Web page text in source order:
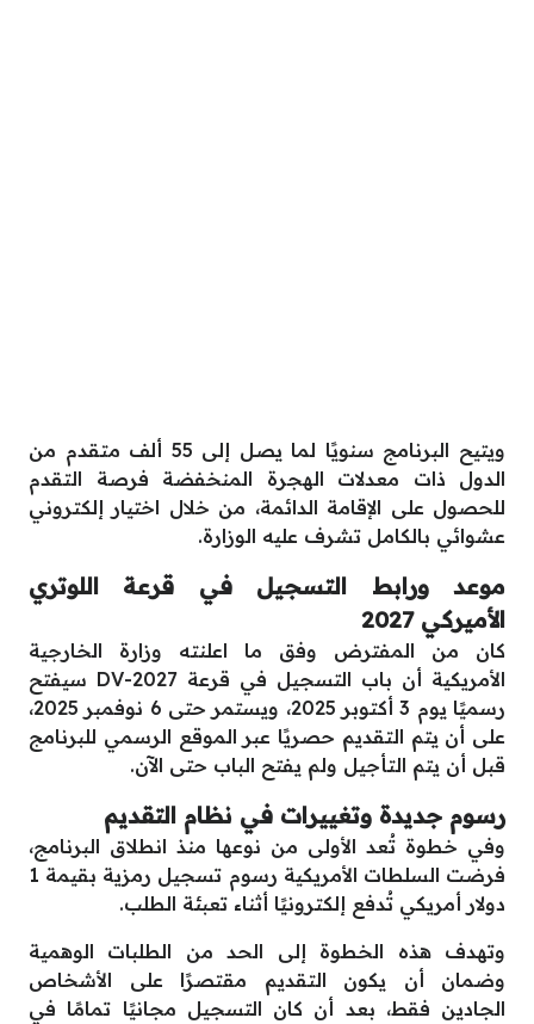
ويتيح البرنامج سنويًا لما يصل إلى 55 ألف متقدم من
الدول ذات معدلات الهجرة المنخفضة فرصة التقدم
للحصول على الإقامة الدائمة، من خلال اختيار إلكتروني
عشوائي بالكامل تشرف عليه الوزارة.
موعد ورابط التسجيل في قرعة اللوتري
الأميركي 2027
كان من المفترض وفق ما اعلنته وزارة الخارجية
الأمريكية أن باب التسجيل في قرعة DV-2027 سيفتح
رسميًا يوم 3 أكتوبر 2025، ويستمر حتى 6 نوفمبر 2025،
على أن يتم التقديم حصريًا عبر الموقع الرسمي للبرنامج
قبل أن يتم التأجيل ولم يفتح الباب حتى الآن.
رسوم جديدة وتغييرات في نظام التقديم
وفي خطوة تُعد الأولى من نوعها منذ انطلاق البرنامج،
فرضت السلطات الأمريكية رسوم تسجيل رمزية بقيمة 1
دولار أمريكي تُدفع إلكترونيًا أثناء تعبئة الطلب.
وتهدف هذه الخطوة إلى الحد من الطلبات الوهمية
وضمان أن يكون التقديم مقتصرًا على الأشخاص
الجادين فقط، بعد أن كان التسجيل مجانيًا تمامًا في